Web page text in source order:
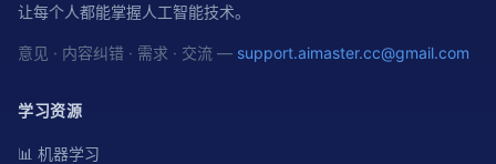
让每个人都能掌握人工智能技术。
意见 · 内容纠错 · 需求 · 交流 — support.aimaster.cc@gmail.com
学习资源
📊 机器学习